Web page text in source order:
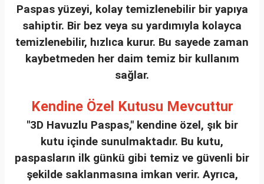
Paspas yüzeyi, kolay temizlenebilir bir yapıya
sahiptir. Bir bez veya su yardımıyla kolayca
temizlenebilir, hızlıca kurur. Bu sayede zaman
kaybetmeden her daim temiz bir kullanım
sağlar.
Kendine Özel Kutusu Mevcuttur
"3D Havuzlu Paspas," kendine özel, şık bir
kutu içinde sunulmaktadır. Bu kutu,
paspasların ilk günkü gibi temiz ve güvenli bir
şekilde saklanmasına imkan verir. Ayrıca,